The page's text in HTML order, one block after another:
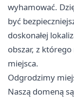
wyhamować.
być
doskonałej
obszar, z
miejsca.
Odgrodzimy
Naszą domeną